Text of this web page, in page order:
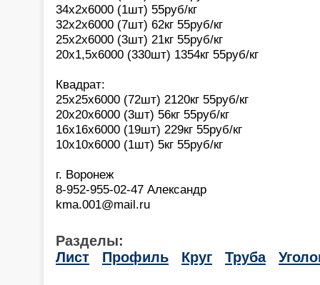
34х2х6000 (1шт) 55руб/кг
32х2х6000 (7шт) 62кг 55руб/кг
25х2х6000 (3шт) 21кг 55руб/кг
20х1,5х6000 (330шт) 1354кг 55руб/кг
Квадрат:
25х25х6000 (72шт) 2120кг 55руб/кг
20х20х6000 (3шт) 56кг 55руб/кг
16х16х6000 (19шт) 229кг 55руб/кг
10х10х6000 (1шт) 5кг 55руб/кг
г. Воронеж
8-952-955-02-47 Александр
kma.001@mail.ru
Разделы:
Лист
Профиль Круг Труба